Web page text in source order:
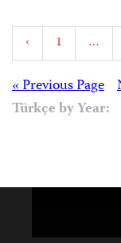
Posts
‹ 1 …
Posts
« Previous Page
Türkçe by Year: